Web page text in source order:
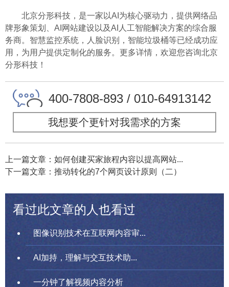
北京分形科技，是一家以AI为核心驱动力，提供网络品
牌形象策划、AI网站建设以及AI人工智能解决方案的综合服
务商。智慧监控系统，人脸识别，智能垃圾桶等已经成功应
用，为用户提供定制化的服务。更多详情，欢迎您咨询北京
分形科技！
400-7808-893 / 010-64913142
我想要个更针对我需求的方案
上一篇文章：如何创建买家旅程内容以提高网站...
下一篇文章：推动转化的7个网页设计原则（二）
看过此文章的人也看过
图像识别技术在互联网内容审...
AI加持，理解与交互技术助...
一分钟了解视频内容分析